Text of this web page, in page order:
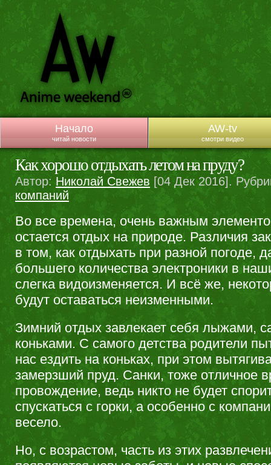
Начало
читай новости
AW-tv
смотри видео
Как хорошо отдыхать летом на пруду?
Автор: Николай Свежев [04 Дек 2016].
компаний
Во все времена, очень важным
остается отдых на природе. Различия
в том, как отдыхать при разной погоде,
большего количества электроники в
слегка видоизменяется. И всё же,
будут оставаться неизменными.
Зимний отдых завлекает себя лыжами,
коньками. С самого детства родители
нас ездить на коньках, при этом
замерзший пруд. Санки, тоже отличное
провождение, ведь никто не будет
спускаться с горки, а особенно с
весело.
Но, с возрастом, часть из этих